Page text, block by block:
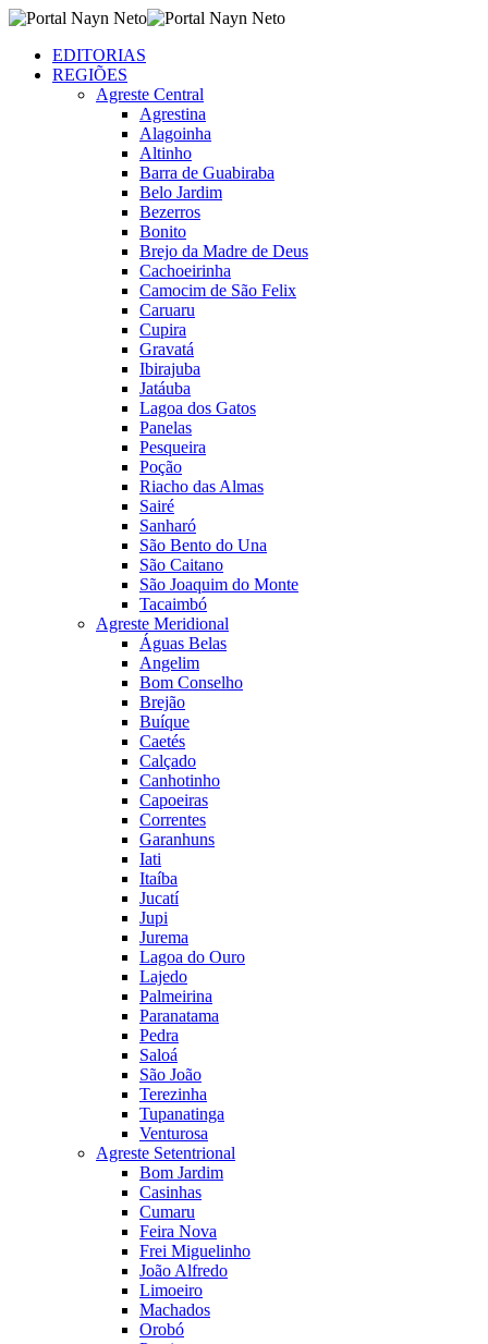
EDITORIAS
REGIÕES
Agreste Central
Agrestina
Alagoinha
Altinho
Barra de Guabiraba
Belo Jardim
Bezerros
Bonito
Brejo da Madre de Deus
Cachoeirinha
Camocim de São Felix
Caruaru
Cupira
Gravatá
Ibirajuba
Jatáuba
Lagoa dos Gatos
Panelas
Pesqueira
Poção
Riacho das Almas
Sairé
Sanharó
São Bento do Una
São Caitano
São Joaquim do Monte
Tacaimbó
Agreste Meridional
Águas Belas
Angelim
Bom Conselho
Brejão
Buíque
Caetés
Calçado
Canhotinho
Capoeiras
Correntes
Garanhuns
Iati
Itaíba
Jucatí
Jupi
Jurema
Lagoa do Ouro
Lajedo
Palmeirina
Paranatama
Pedra
Saloá
São João
Terezinha
Tupanatinga
Venturosa
Agreste Setentrional
Bom Jardim
Casinhas
Cumaru
Feira Nova
Frei Miguelinho
João Alfredo
Limoeiro
Machados
Orobó